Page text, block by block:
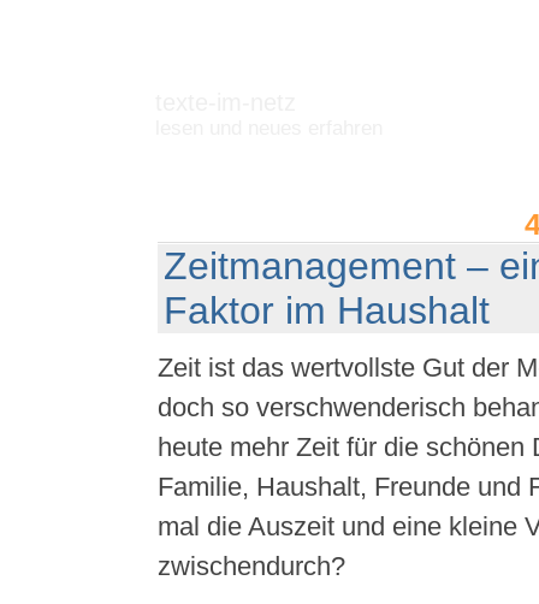
Zeitmanagement –
Faktor im Haushalt
Zeit ist das wertvollste Gut der
doch so verschwenderisch
heute mehr Zeit für die schönen
Familie, Haushalt, Freunde und
mal die Auszeit und eine kleine
zwischendurch?